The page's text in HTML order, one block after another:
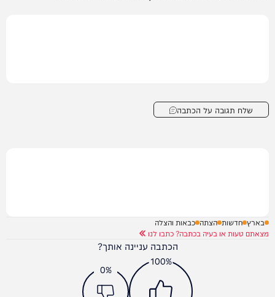
שלח תגובה על הכתבה
בארץ חדשות הצתה כבאות והצלה
מצאתם טעות או בעיה בכתבה? כתבו לנו
הכתבה עניינה אותך?
100%
0%